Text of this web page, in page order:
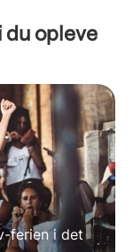
du opleve
ferien i det